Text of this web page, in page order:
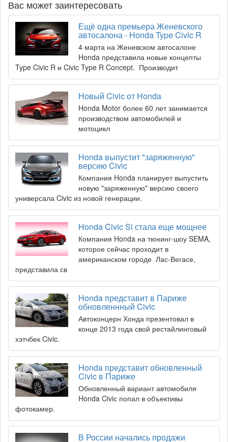
Вас может заинтересовать
Ещё одна премьера Женевского
автосалона - Honda Type Civic R
4 марта на Женевском автосалоне
Honda представила новые концепты
Type Civic R и Civic Type R Concept. Производит
Новый Civic от Honda
Honda Motor более 60 лет занимается
производством автомобилей и
мотоцикл
Honda выпустит "заряженную"
версию Civic
Компания Honda планирует выпустить
новую "заряженную" версию своего
универсала Civic из новой генерации.
Honda Civic Si стала еще мощнее
Компания Honda на тюнинг-шоу SEMA,
которое сейчас проходит в
американском городе Лас-Вегасе,
представила св
Honda представит в Париже
обновленнный Civic
Автоконцерн Хонда презентовал в
конце 2013 года свой рестайлинговый
хэтчбек Civic.
Honda представит обновленный
Civic в Париже
Обновленный вариант автомобиля
Honda Civiс попал в объективы
фотокамер.
В России начались продажи